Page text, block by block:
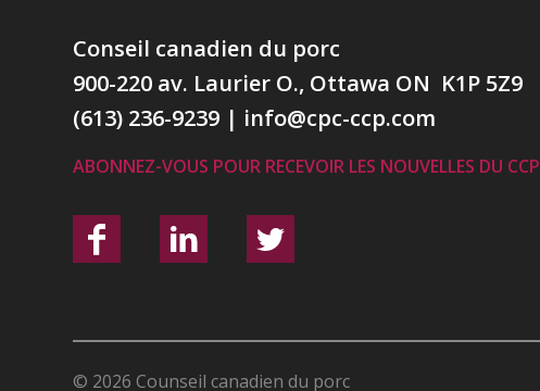
Conseil canadien du porc
900-220 av. Laurier O., Ottawa ON K1P 5Z9
(613) 236-9239 | info@cpc-ccp.com
ABONNEZ-VOUS POUR RECEVOIR LES NOUVELLES DU CCP
© 2026 Counseil canadien du porc